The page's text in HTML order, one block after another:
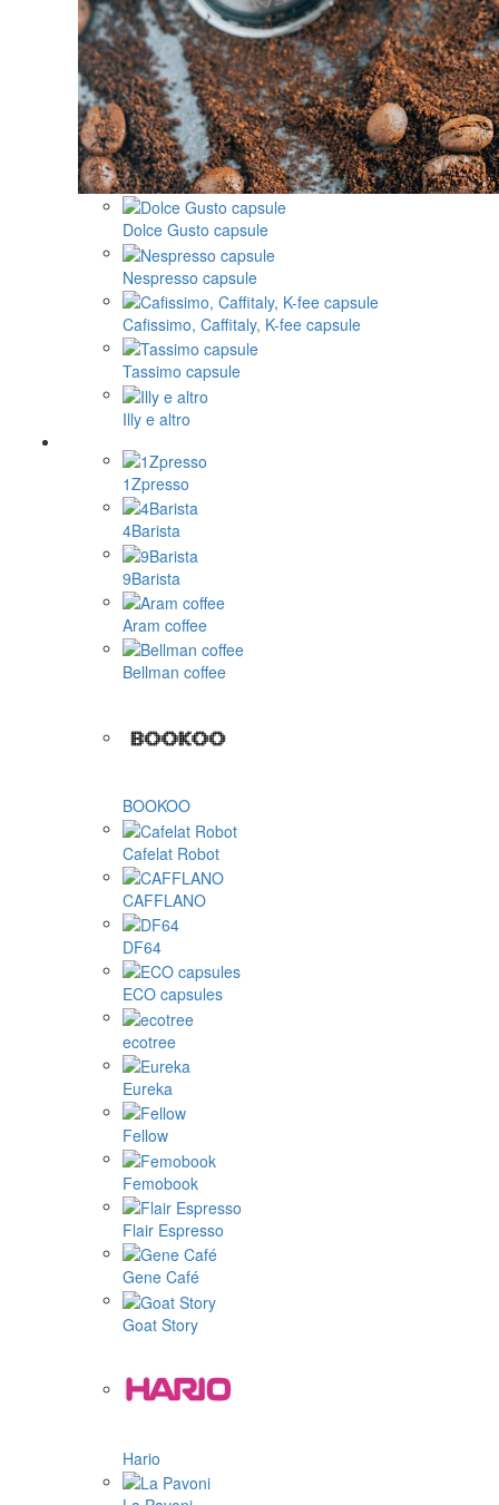
Dolce Gusto capsule
Nespresso capsule
Cafissimo, Caffitaly, K-fee capsule
Tassimo capsule
Illy e altro
1Zpresso
4Barista
9Barista
Aram coffee
Bellman coffee
BOOKOO
Cafelat Robot
CAFFLANO
DF64
ECO capsules
ecotree
Eureka
Fellow
Femobook
Flair Espresso
Gene Café
Goat Story
Hario